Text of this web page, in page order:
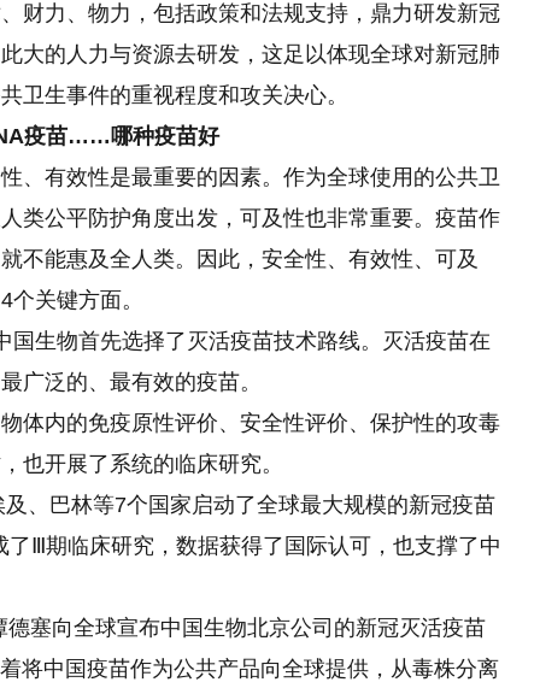
财力、物力，包括政策和法规支持，鼎力研发新冠
大的人力与资源去研发，这足以体现全球对新冠肺
卫生事件的重视程度和攻关决心。
疫苗……哪种疫苗好
、有效性是最重要的因素。作为全球使用的公共卫
类公平防护角度出发，可及性也非常重要。疫苗作
不能惠及全人类。因此，安全性、有效性、可及
关键方面。
生物首先选择了灭活疫苗技术路线。灭活疫苗在
广泛的、最有效的疫苗。
体内的免疫原性评价、安全性评价、保护性的攻毒
也开展了系统的临床研究。
、巴林等7个国家启动了全球最大规模的新冠疫苗
Ⅲ期临床研究，数据获得了国际认可，也支撑了中
塞向全球宣布中国生物北京公司的新冠灭活疫苗
将中国疫苗作为公共产品向全球提供，从毒株分离